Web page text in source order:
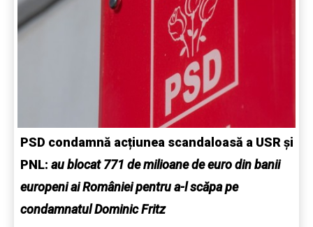
PSD condamnă acțiunea scandaloasă a USR și
PNL: au blocat 771 de milioane de euro din banii
europeni ai României pentru a-l scăpa pe
condamnatul Dominic Fritz